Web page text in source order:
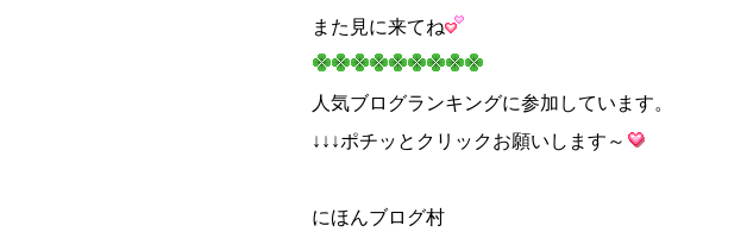
また見に来てね
人気ブログランキングに参加しています。
↓↓↓ポチッとクリックお願いします～
にほんブログ村